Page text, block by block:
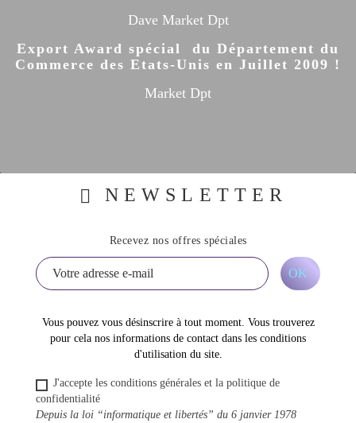
Dave Market Dpt
Export Award spécial du Département du
Commerce des Etats-Unis en Juillet 2009 !
Market Dpt
NEWSLETTER
Recevez nos offres spéciales
Vous pouvez vous désinscrire à tout moment. Vous trouverez
pour cela nos informations de contact dans les conditions
d'utilisation du site.
J'accepte les conditions générales et la politique de
confidentialité
Depuis la loi “informatique et libertés” du 6 janvier 1978